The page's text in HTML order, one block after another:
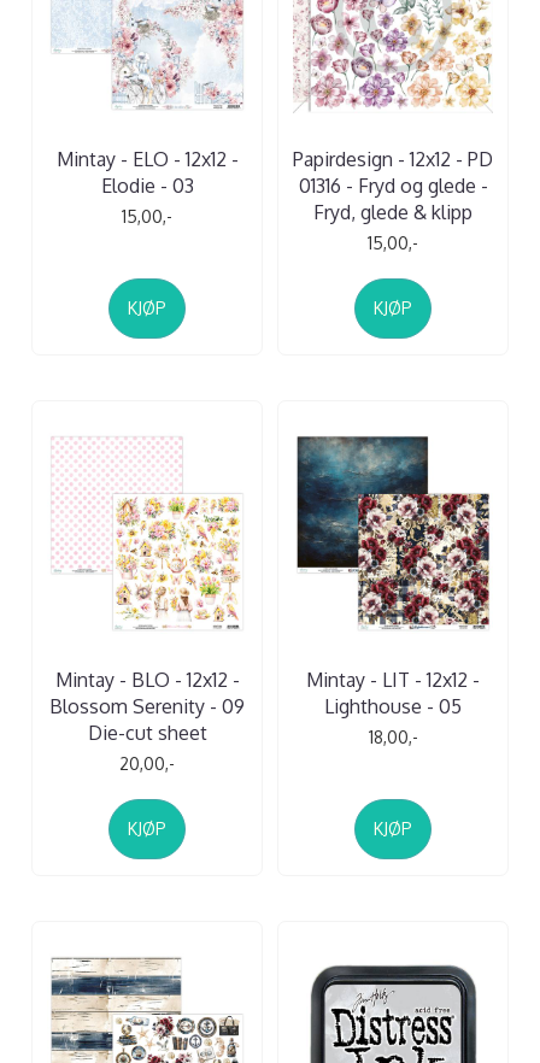
Mintay - ELO - 12x12 -
Elodie - 03
15,00,-
KJØP
Papirdesign - 12x12 - PD
01316 - Fryd og glede -
Fryd, glede & klipp
15,00,-
KJØP
Mintay - BLO - 12x12 -
Blossom Serenity - 09
Die-cut sheet
20,00,-
KJØP
Mintay - LIT - 12x12 -
Lighthouse - 05
18,00,-
KJØP